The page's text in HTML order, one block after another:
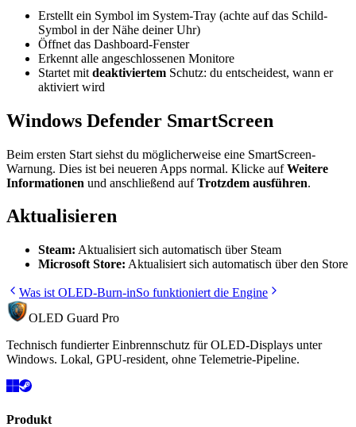
Erstellt ein Symbol im System-Tray (achte auf das Schild-
Symbol in der Nähe deiner Uhr)
Öffnet das Dashboard-Fenster
Erkennt alle angeschlossenen Monitore
Startet mit deaktiviertem Schutz: du entscheidest, wann er
aktiviert wird
Windows Defender SmartScreen
Beim ersten Start siehst du möglicherweise eine SmartScreen-
Warnung. Dies ist bei neueren Apps normal. Klicke aufWeitere
Informationen und anschließend aufTrotzdem ausführen.
Aktualisieren
Steam: Aktualisiert sich automatisch über Steam
Microsoft Store: Aktualisiert sich automatisch über den Store
Was ist OLED-Burn-inSo funktioniert die Engine
OLED Guard Pro
Technisch fundierter Einbrennschutz für OLED-Displays unter
Windows. Lokal, GPU-resident, ohne Telemetrie-Pipeline.
Produkt